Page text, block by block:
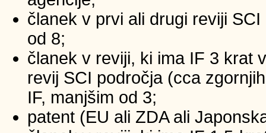
članek v prvi ali drugi reviji
od 8;
članek v reviji, ki ima IF 3 krat
revij SCI področja (cca
IF, manjšim od 3;
patent (EU ali ZDA ali